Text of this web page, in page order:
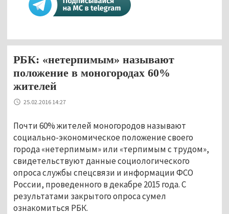
РБК: «нетерпимым» называют
положение в моногородах 60%
жителей
25.02.2016 14:27
Почти 60% жителей моногородов называют
социально-экономическое положение своего
города «нетерпимым» или «терпимым с трудом»,
свидетельствуют данные социологического
опроса службы спецсвязи и информации ФСО
России, проведенного в декабре 2015 года. С
результатами закрытого опроса сумел
ознакомиться РБК.